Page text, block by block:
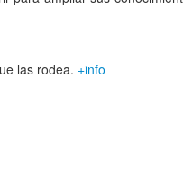
las rodea. +info